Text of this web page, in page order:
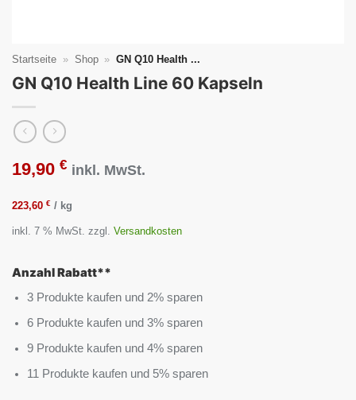
Startseite » Shop » GN Q10 Health ...
GN Q10 Health Line 60 Kapseln
19,90 € inkl. MwSt.
223,60 € / kg
inkl. 7 % MwSt. zzgl. Versandkosten
Anzahl Rabatt**
3 Produkte kaufen und 2% sparen
6 Produkte kaufen und 3% sparen
9 Produkte kaufen und 4% sparen
11 Produkte kaufen und 5% sparen